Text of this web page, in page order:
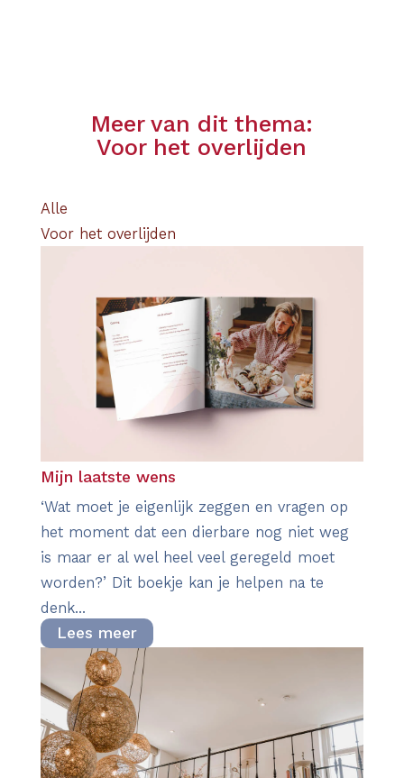
Meer van dit thema:
Voor het overlijden
Alle
Voor het overlijden
Mijn laatste wens
‘Wat moet je eigenlijk zeggen en vragen op
het moment dat een dierbare nog niet weg
is maar er al wel heel veel geregeld moet
worden?’ Dit boekje kan je helpen na te
denk...
Lees meer